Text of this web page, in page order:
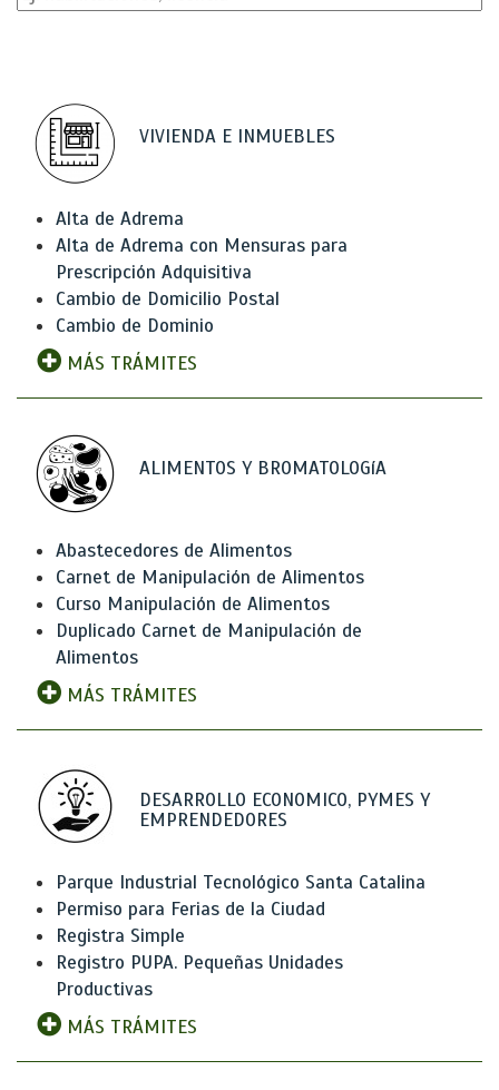
VIVIENDA E INMUEBLES
Alta de Adrema
Alta de Adrema con Mensuras para
Prescripción Adquisitiva
Cambio de Domicilio Postal
Cambio de Dominio
MÁS TRÁMITES
ALIMENTOS Y BROMATOLOGíA
Abastecedores de Alimentos
Carnet de Manipulación de Alimentos
Curso Manipulación de Alimentos
Duplicado Carnet de Manipulación de
Alimentos
MÁS TRÁMITES
DESARROLLO ECONOMICO, PYMES Y
EMPRENDEDORES
Parque Industrial Tecnológico Santa Catalina
Permiso para Ferias de la Ciudad
Registra Simple
Registro PUPA. Pequeñas Unidades
Productivas
MÁS TRÁMITES